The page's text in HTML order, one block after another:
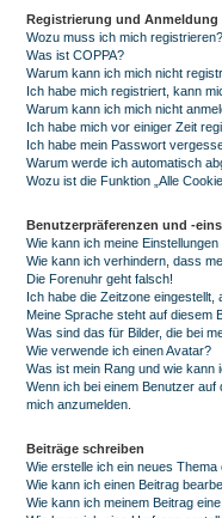
Registrierung und Anmeldung
Wozu muss ich mich registrieren?
Was ist COPPA?
Warum kann ich mich nicht
Ich habe mich registriert, kann
Warum kann ich mich nicht
Ich habe mich vor einiger Zeit
Ich habe mein Passwort
Warum werde ich automatisch
Wozu ist die Funktion „Alle
Benutzerpräferenzen und -
Wie kann ich meine Einstellungen
Wie kann ich verhindern, dass
Die Forenuhr geht falsch!
Ich habe die Zeitzone
Meine Sprache steht auf diesem
Was sind das für Bilder, die bei
Wie verwende ich einen Avatar?
Was ist mein Rang und wie kann
Wenn ich bei einem Benutzer
mich anzumelden.
Beiträge schreiben
Wie erstelle ich ein neues Thema
Wie kann ich einen Beitrag
Wie kann ich meinem Beitrag